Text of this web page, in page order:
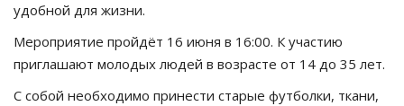
удобной для жизни.
Мероприятие пройдёт 16 июня в 16:00. К участию
приглашают молодых людей в возрасте от 14 до 35 лет.
С собой необходимо принести старые футболки, ткани,